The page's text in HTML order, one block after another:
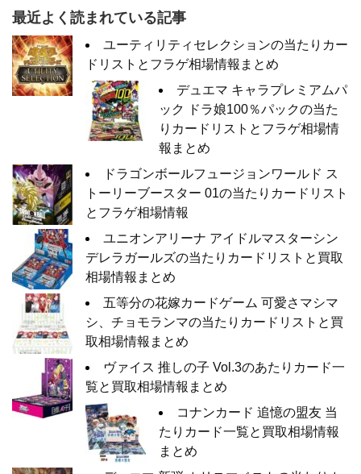
最近よく読まれている記事
ユーティリティセレクションの当たりカー
ドリストとフラゲ相場情報まとめ
デュエマ キャラプレミアムパ
ック ドラ娘100％パックの当た
りカードリストとフラゲ相場情
報まとめ
ドラゴンボールフュージョンワールド ス
トーリーブースター 01の当たりカードリスト
とフラゲ相場情報
ユニオンアリーナ アイドルマスターシン
デレラガールズの当たりカードリストと買取
相場情報まとめ
五等分の花嫁カードゲーム 可愛さマシマ
シ、チョモランマの当たりカードリストと買
取相場情報まとめ
ヴァイス 推しの子 Vol.3のあたりカード一
覧と買取相場情報まとめ
コナンカード 追憶の盟友 当
たりカード一覧と買取相場情報
まとめ